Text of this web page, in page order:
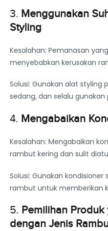
3. Menggunakan
Styling
Kesalahan: Pemanasan
menyebabkan kerusakan
Solusi: Gunakan alat styling
sedang, dan selalu gunakan
4. Mengabaikan
Kesalahan: Mengabaikan
rambut kering dan sulit
Solusi: Gunakan
rambut untuk memberikan
5. Pemilihan
dengan Jenis